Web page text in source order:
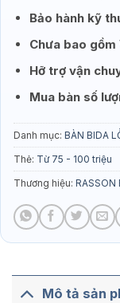
Bảo hành kỹ
Chưa bao gồm
Hỡ trợ vận
Mua bàn số
Danh mục: BÀN BIDA
Thẻ: Từ 75 - 100 triệu
Thương hiệu: RASSON
Mô tả sản